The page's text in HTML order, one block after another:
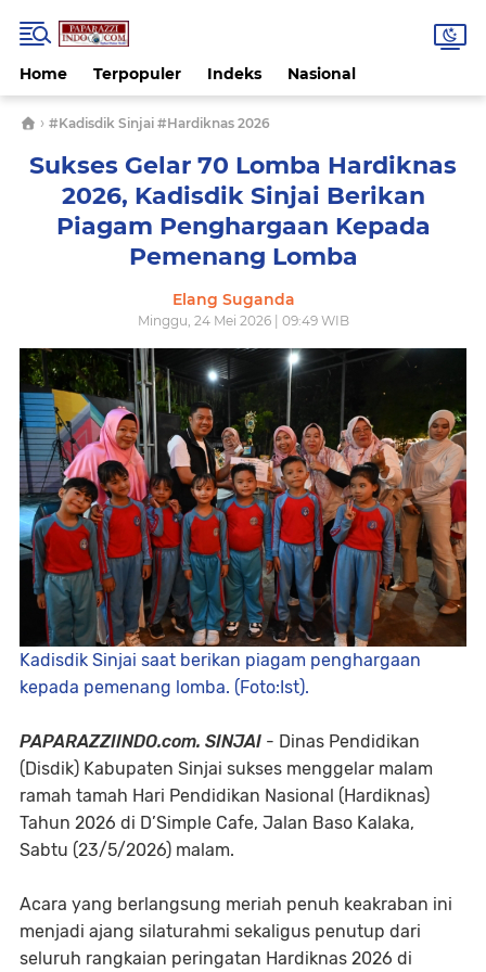
Home Terpopuler Indeks Nasional
› #Kadisdik Sinjai #Hardiknas 2026
Sukses Gelar 70 Lomba Hardiknas
2026, Kadisdik Sinjai Berikan
Piagam Penghargaan Kepada
Pemenang Lomba
Elang Suganda
Minggu, 24 Mei 2026 | 09:49 WIB
Kadisdik Sinjai saat berikan piagam penghargaan
kepada pemenang lomba. (Foto:Ist).
PAPARAZZIINDO.com. SINJAI - Dinas Pendidikan
(Disdik) Kabupaten Sinjai sukses menggelar malam
ramah tamah Hari Pendidikan Nasional (Hardiknas)
Tahun 2026 di D’Simple Cafe, Jalan Baso Kalaka,
Sabtu (23/5/2026) malam.
Acara yang berlangsung meriah penuh keakraban ini
menjadi ajang silaturahmi sekaligus penutup dari
seluruh rangkaian peringatan Hardiknas 2026 di